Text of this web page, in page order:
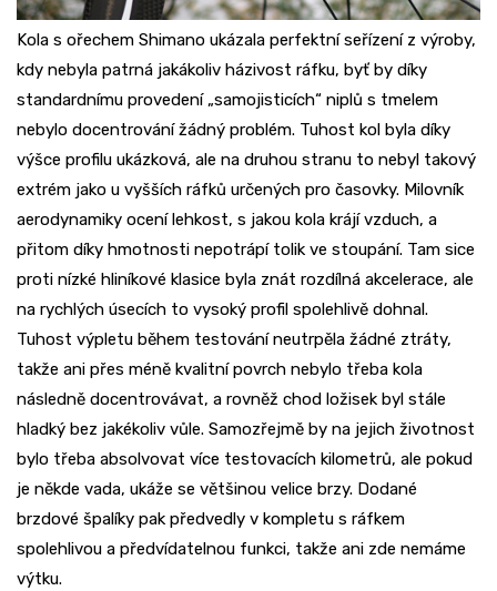
Kola s ořechem Shimano ukázala perfektní seřízení z výroby,
kdy nebyla patrná jakákoliv házivost ráfku, byť by díky
standardnímu provedení „samojisticích“ niplů s tmelem
nebylo docentrování žádný problém. Tuhost kol byla díky
výšce profilu ukázková, ale na druhou stranu to nebyl takový
extrém jako u vyšších ráfků určených pro časovky. Milovník
aerodynamiky ocení lehkost, s jakou kola krájí vzduch, a
přitom díky hmotnosti nepotrápí tolik ve stoupání. Tam sice
proti nízké hliníkové klasice byla znát rozdílná akcelerace, ale
na rychlých úsecích to vysoký profil spolehlivě dohnal.
Tuhost výpletu během testování neutrpěla žádné ztráty,
takže ani přes méně kvalitní povrch nebylo třeba kola
následně docentrovávat, a rovněž chod ložisek byl stále
hladký bez jakékoliv vůle. Samozřejmě by na jejich životnost
bylo třeba absolvovat více testovacích kilometrů, ale pokud
je někde vada, ukáže se většinou velice brzy. Dodané
brzdové špalíky pak předvedly v kompletu s ráfkem
spolehlivou a předvídatelnou funkci, takže ani zde nemáme
výtku.